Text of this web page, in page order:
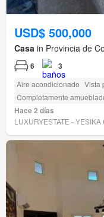
USD$ 500,000
Casa in Provincia de
6 3
Aire acondicionado Vista
Completamente
Hace 2 días
LUXURYESTATE - YESIKA